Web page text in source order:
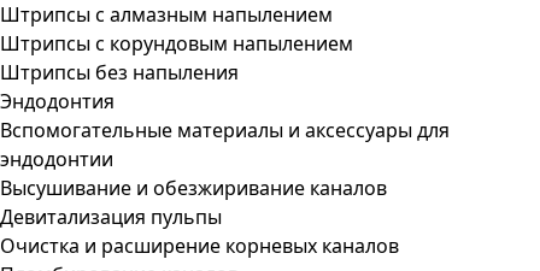
Штрипсы c алмазным напылением
Штрипсы c корундовым напылением
Штрипсы без напыления
Эндодонтия
Вспомогательные материалы и аксессуары для
эндодонтии
Высушивание и обезжиривание каналов
Девитализация пульпы
Очистка и расширение корневых каналов